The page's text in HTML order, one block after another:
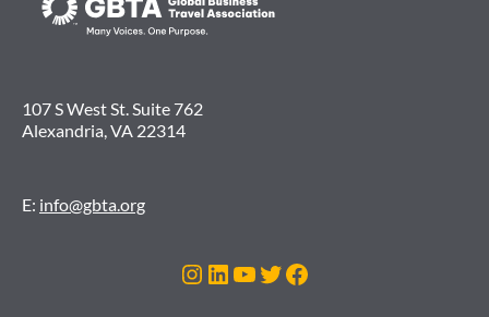
107 S West St. Suite 762
Alexandria, VA 22314
E: info@gbta.org
Instagram
LinkedIn
Youtube
Twitter
Facebook